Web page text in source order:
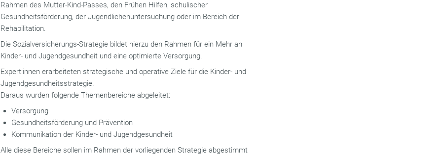
Rahmen des Mutter-Kind-Passes, den Frühen Hilfen, schulischer
Gesundheitsförderung, der Jugendlichenuntersuchung oder im Bereich der
Rehabilitation.
Die Sozialversicherungs-Strategie bildet hierzu den Rahmen für ein Mehr an
Kinder- und Jugendgesundheit und eine optimierte Versorgung.
Expert:innen erarbeiteten strategische und operative Ziele für die Kinder- und
Jugendgesundheitsstrategie.
Daraus wurden folgende Themenbereiche abgeleitet:
Versorgung
Gesundheitsförderung und Prävention
Kommunikation der Kinder- und Jugendgesundheit
Alle diese Bereiche sollen im Rahmen der vorliegenden Strategie abgestimmt